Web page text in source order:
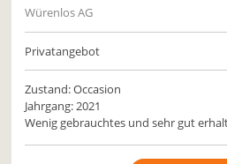
Würenlos AG
Privatangebot
Zustand: Occasion
Jahrgang: 2021
Wenig gebrauchtes und sehr gut